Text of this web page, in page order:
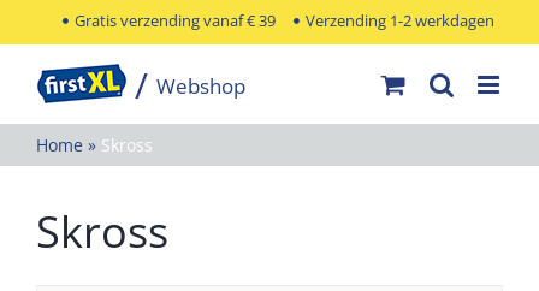
naar
inhoud
Gratis verzending vanaf € 39 Verzending 1-2 werkdagen
Home » Skross
Skross